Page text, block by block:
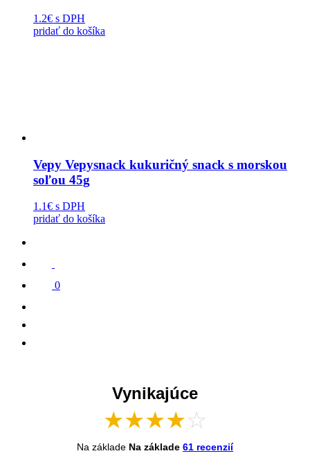
1.2€ s DPH
pridať do košíka
Vepy Vepysnack kukuričný snack s morskou
soľou 45g
1.1€ s DPH
pridať do košíka
0
Vynikajúce
★★★★☆
Na základe Na základe 61 recenzií